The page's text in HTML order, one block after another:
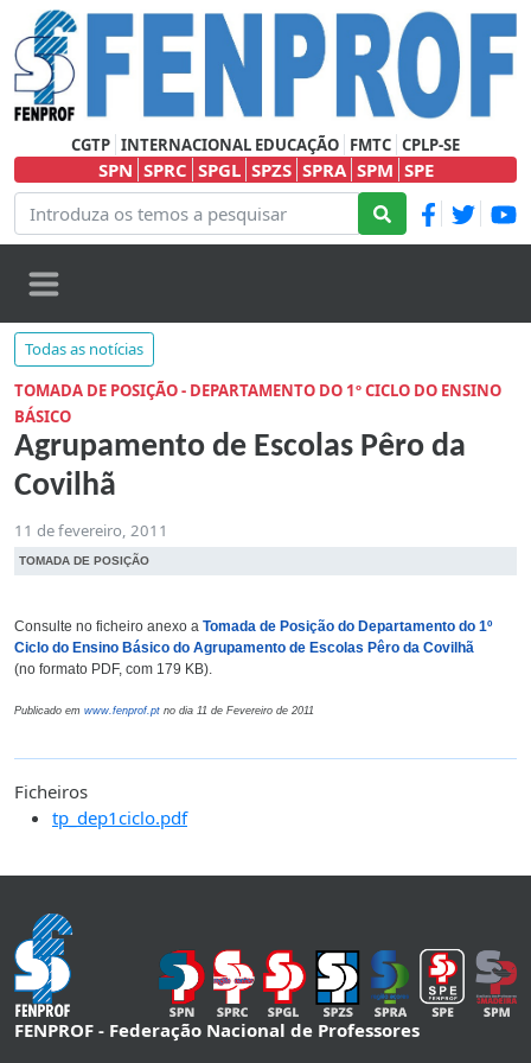
CGTP INTERNACIONAL EDUCAÇÃO FMTC CPLP-SE
SPN SPRC SPGL SPZS SPRA SPM SPE
Todas as notícias
TOMADA DE POSIÇÃO - DEPARTAMENTO DO 1º CICLO DO ENSINO
BÁSICO
Agrupamento de Escolas Pêro da
Covilhã
11 de fevereiro, 2011
TOMADA DE POSIÇÃO
Consulte no ficheiro anexo a Tomada de Posição do Departamento do 1º
Ciclo do Ensino Básico do Agrupamento de Escolas Pêro da Covilhã
(no formato PDF, com 179 KB).
Publicado em www.fenprof.pt no dia 11 de Fevereiro de 2011
Ficheiros
tp_dep1ciclo.pdf
FENPROF - Federação Nacional de Professores